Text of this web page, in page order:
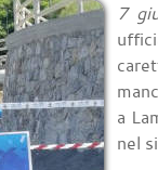
7
a
nel